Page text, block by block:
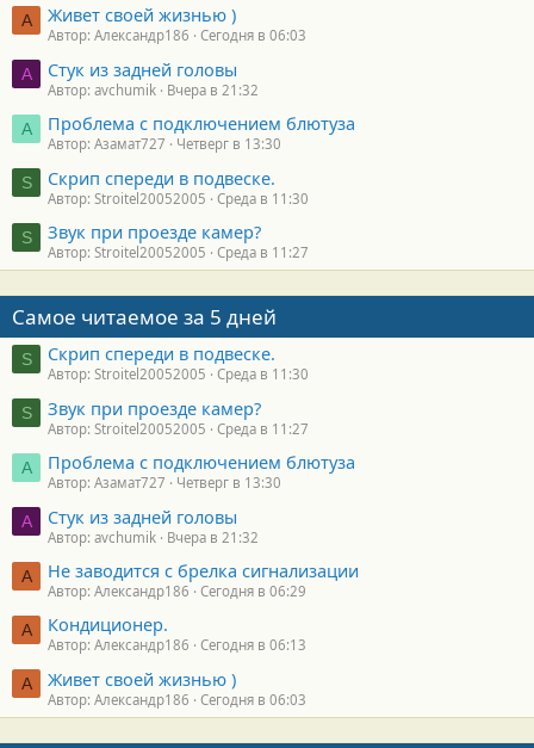
А Живет своей жизнью )
Автор: Александр186 Сегодня в 06:03
A Стук из задней головы
Автор: avchumik Вчера в 21:32
А Проблема с подключением блютуза
Автор: Азамат727 Четверг в 13:30
S Скрип спереди в подвеске.
Автор: Stroitel20052005 Среда в 11:30
S Звук при проезде камер?
Автор: Stroitel20052005 Среда в 11:27
Самое читаемое за 5 дней
S Скрип спереди в подвеске.
Автор: Stroitel20052005 Среда в 11:30
S Звук при проезде камер?
Автор: Stroitel20052005 Среда в 11:27
А Проблема с подключением блютуза
Автор: Азамат727 Четверг в 13:30
A Стук из задней головы
Автор: avchumik Вчера в 21:32
А Не заводится с брелка сигнализации
Автор: Александр186 Сегодня в 06:29
А Кондиционер.
Автор: Александр186 Сегодня в 06:13
А Живет своей жизнью )
Автор: Александр186 Сегодня в 06:03